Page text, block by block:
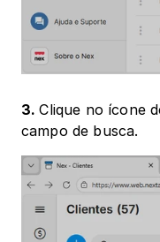
3. Clique no ícone
campo de busca.